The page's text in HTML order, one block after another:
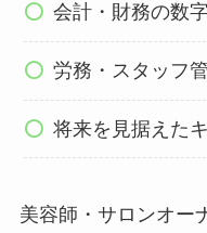
会計・財務の数
労務・スタッフ
将来を見据えた
美容師・サロンオー